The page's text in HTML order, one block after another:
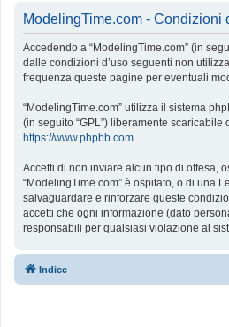
ModelingTime.com - Condizioni
Accedendo a “ModelingTime.com” (in
dalle condizioni d’uso seguenti non
frequenza queste pagine per eventuali
“ModelingTime.com” utilizza il sistema
(in seguito “GPL”) liberamente scaricabile
https://www.phpbb.com.
Accetti di non inviare alcun tipo di offesa,
“ModelingTime.com” è ospitato, o di una
salvaguardare e rinforzare queste
accetti che ogni informazione (dato
responsabili per qualsiasi violazione al
Indice